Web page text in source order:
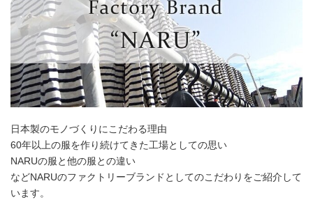
日本製のモノづくりにこだわる理由
60年以上の服を作り続けてきた工場としての思い
NARUの服と他の服との違い
などNARUのファクトリーブランドとしてのこだわりをご紹介して
います。